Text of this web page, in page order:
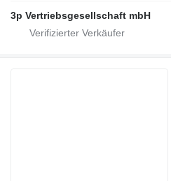
3p Vertriebsgesellschaft mbH